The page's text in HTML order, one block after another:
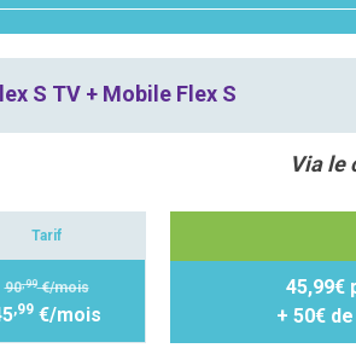
S TV + Mobile Flex S
Via le
Tarif
90,99€/mois
,99 €/mois
45,99€
+ 50€